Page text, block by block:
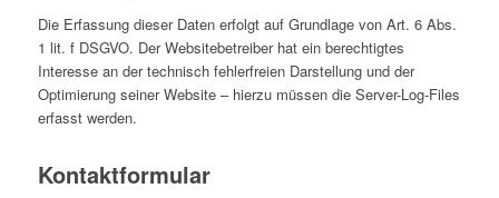
Die Erfassung dieser Daten erfolgt auf Grundlage von Art. 6 Abs.
1 lit. f DSGVO. Der Websitebetreiber hat ein berechtigtes
Interesse an der technisch fehlerfreien Darstellung und der
Optimierung seiner Website – hierzu müssen die Server-Log-Files
erfasst werden.
Kontaktformular